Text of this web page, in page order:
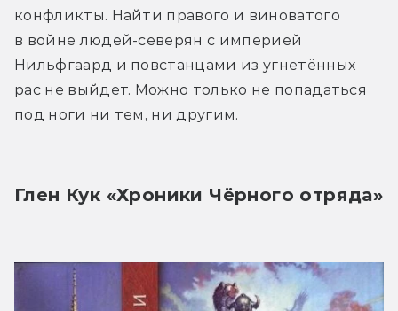
конфликты. Найти правого и виноватого
в войне людей-северян с империей
Нильфгаард и повстанцами из угнетённых
рас не выйдет. Можно только не попадаться
под ноги ни тем, ни другим.
Глен Кук «Хроники Чёрного отряда»